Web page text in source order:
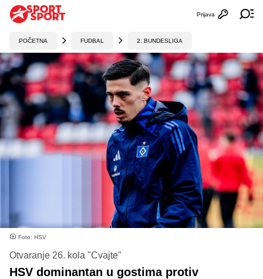
Otvori
Prijava
POČETNA FUDBAL 2. BUNDESLIGA
Foto: HSV
Otvaranje 26. kola "Cvajte"
HSV dominantan u gostima protiv